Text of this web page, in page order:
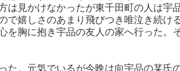
は見かけなかったが東千田町の人は宇
で嬉しさのあまり飛びつき唯泣き続け
を胸に抱き宇品の友人の家へ行った。
た。元気でいるが今晩は向宇品の某氏